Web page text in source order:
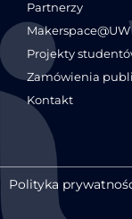
Partnerzy
Makerspace@UW
Projekty
Zamówienia
Kontakt
Polityka